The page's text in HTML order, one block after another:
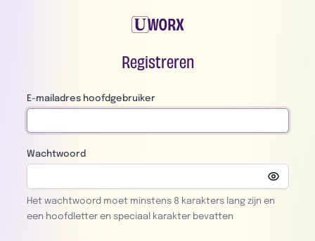
Registreren
E-mailadres hoofdgebruiker
Wachtwoord
Het wachtwoord moet minstens 8 karakters lang zijn en
een hoofdletter en speciaal karakter bevatten